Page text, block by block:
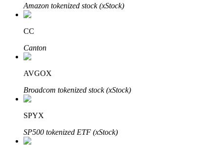
Bitrue
Amazon tokenized stock (xStock)
CC
Canton
AVGOX
Broadcom tokenized stock (xStock)
SPYX
SP500 tokenized ETF (xStock)